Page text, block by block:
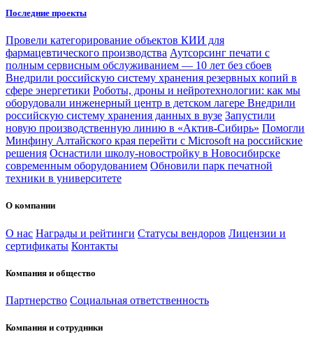
Последние проекты
Провели категорирование объектов КИИ для
фармацевтического производства Аутсорсинг печати с
полным сервисным обслуживанием — 10 лет без сбоев
Внедрили российскую систему хранения резервных копий в
сфере энергетики Роботы, дроны и нейротехнологии: как мы
оборудовали инженерный центр в детском лагере Внедрили
российскую систему хранения данных в вузе Запустили
новую производственную линию в «Актив-Сибирь» Помогли
Минфину Алтайского края перейти с Microsoft на российские
решения Оснастили школу-новостройку в Новосибирске
современным оборудованием Обновили парк печатной
техники в университете
О компании
О нас Награды и рейтинги Статусы вендоров Лицензии и
сертификаты Контакты
Компания и общество
Партнерство Социальная ответственность
Компания и сотрудники